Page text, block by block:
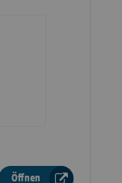
Öffnen